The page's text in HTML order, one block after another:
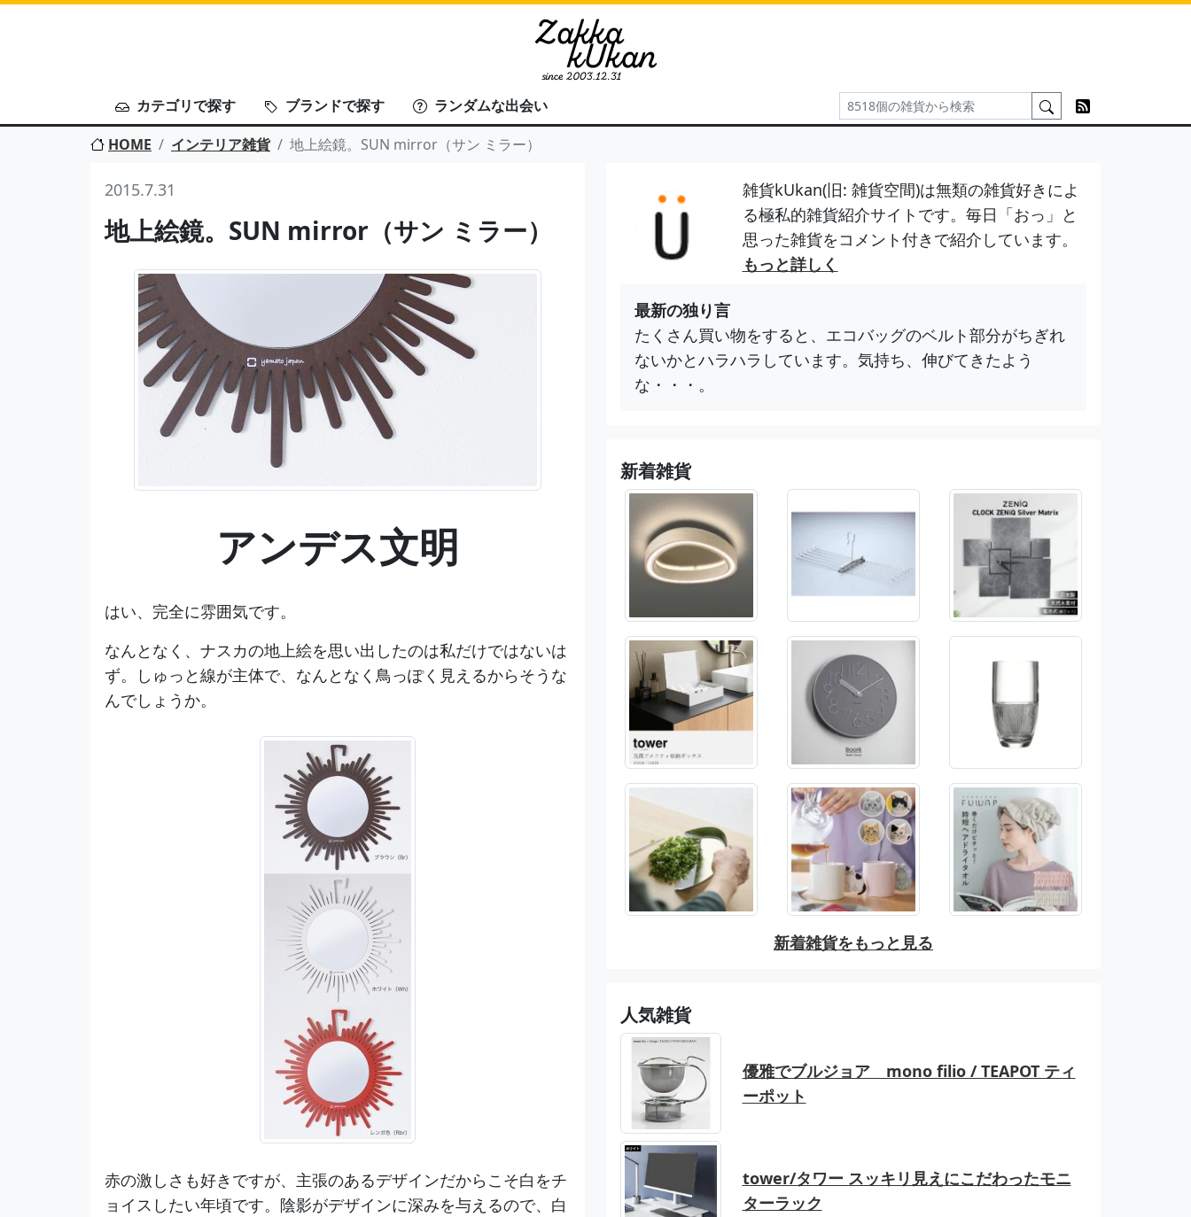
カテゴリで探す ブランドで探す
ランダムな出会い
HOME
インテリア雑貨 地上絵鏡。SUN mirror（サン ミラー）
2015.7.31
地上絵鏡。SUN mirror（サン ミラー）
アンデス文明
はい、完全に雰囲気です。
なんとなく、ナスカの地上絵を思い出したのは私だけではないは
ず。しゅっと線が主体で、なんとなく鳥っぽく見えるからそうな
んでしょうか。
赤の激しさも好きですが、主張のあるデザインだからこそ白をチ
ョイスしたい年頃です。陰影がデザインに深みを与えるので、白
雑貨kUkan(旧: 雑貨空間)は無類の雑貨好きによ
る極私的雑貨紹介サイトです。毎日「おっ」と
思った雑貨をコメント付きで紹介しています。
もっと詳しく
最新の独り言
たくさん買い物をすると、エコバッグのベルト部分がちぎれ
ないかとハラハラしています。気持ち、伸びてきたよう
な・・・。
新着雑貨
新着雑貨をもっと見る
人気雑貨
優雅でブルジョア mono filio / TEAPOT ティ
ーポット
tower/タワー スッキリ見えにこだわったモニ
ターラック